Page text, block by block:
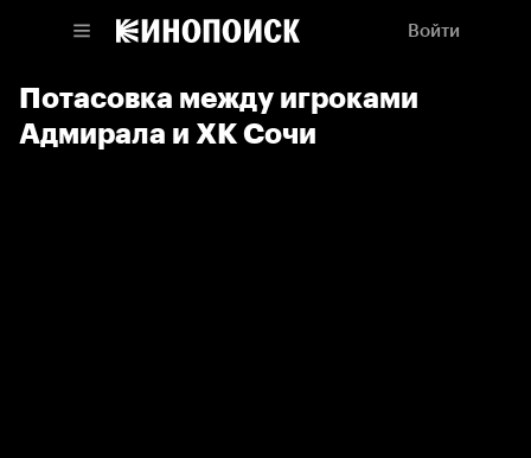
Войти
Потасовка между игроками
Адмирала и ХК Сочи